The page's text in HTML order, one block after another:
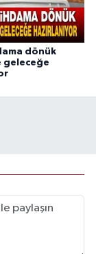
dönük
geleceğe